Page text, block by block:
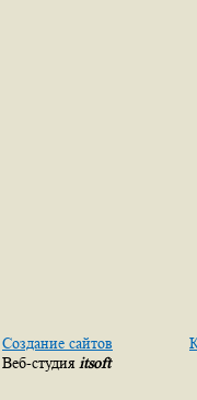
Создание сайтов
Веб-студия itsoft